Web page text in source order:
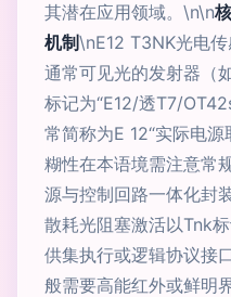
其潜在应用领域。\n\n
机制\nE12 T3NK光电传
通常可见光的发射器（
标记为“E12/透T7/
常简称为E 12“实际电
糊性在本语境需注意常
源与控制回路一体化封
散耗光阻塞激活以Tnk
供集执行或逻辑协议接
般需要高能红外或鲜明